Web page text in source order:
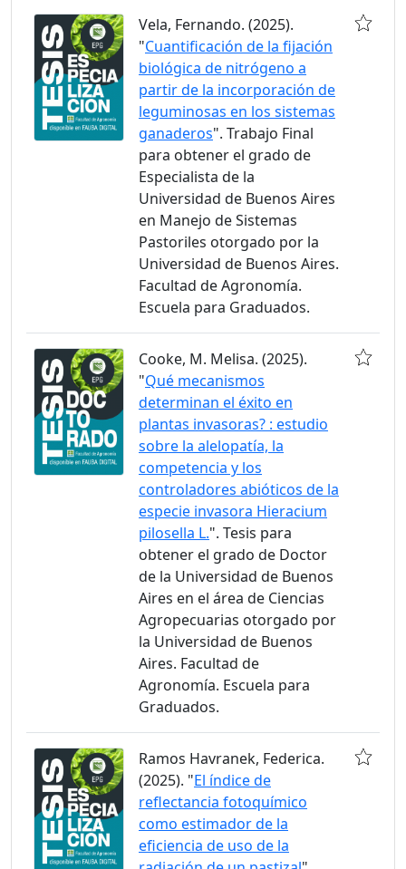
Vela, Fernando. (2025).
"Cuantificación de la fijación
biológica de nitrógeno a
partir de la incorporación de
leguminosas en los sistemas
ganaderos". Trabajo Final
para obtener el grado de
Especialista de la
Universidad de Buenos Aires
en Manejo de Sistemas
Pastoriles otorgado por la
Universidad de Buenos Aires.
Facultad de Agronomía.
Escuela para Graduados.
Cooke, M. Melisa. (2025).
"Qué mecanismos
determinan el éxito en
plantas invasoras? : estudio
sobre la alelopatía, la
competencia y los
controladores abióticos de la
especie invasora Hieracium
pilosella L.". Tesis para
obtener el grado de Doctor
de la Universidad de Buenos
Aires en el área de Ciencias
Agropecuarias otorgado por
la Universidad de Buenos
Aires. Facultad de
Agronomía. Escuela para
Graduados.
Ramos Havranek, Federica.
(2025). "El índice de
reflectancia fotoquímico
como estimador de la
eficiencia de uso de la